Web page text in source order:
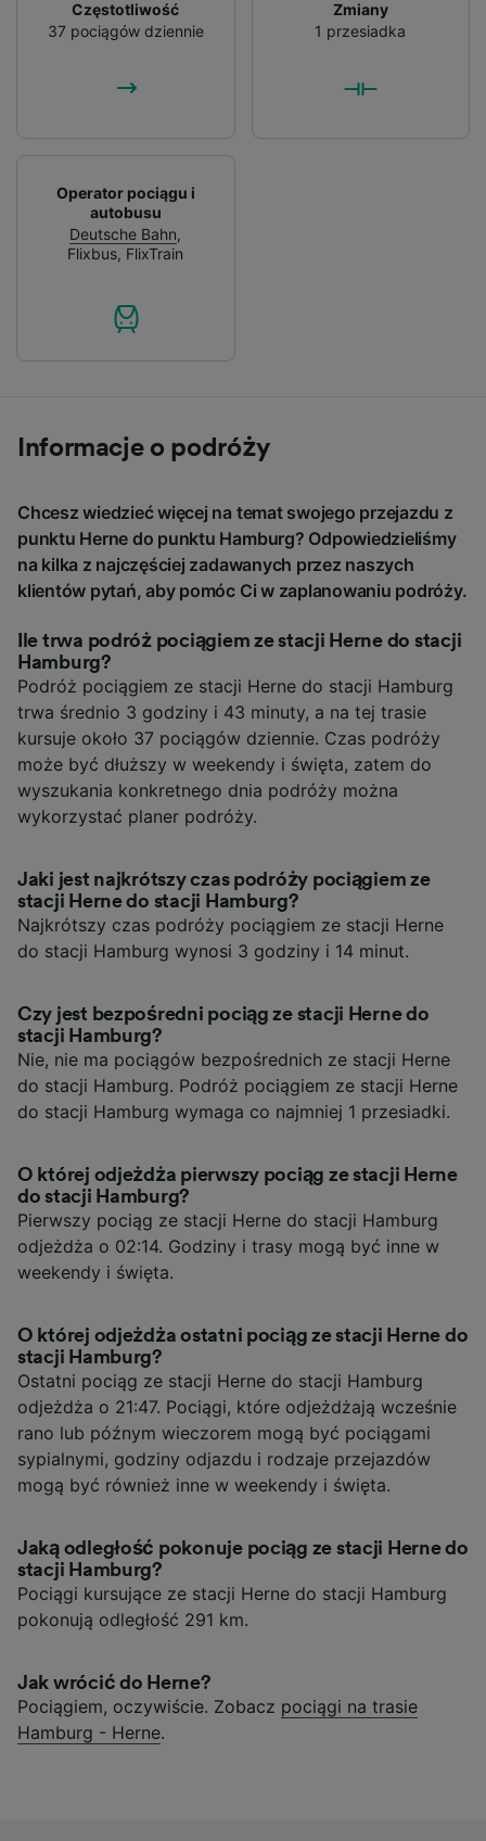
Częstotliwość
37 pociągów dziennie
Zmiany
1 przesiadka
Operator pociągu i
autobusu
Deutsche Bahn,
Flixbus, FlixTrain
Informacje o podróży
Chcesz wiedzieć więcej na temat swojego przejazdu z
punktu Herne do punktu Hamburg? Odpowiedzieliśmy
na kilka z najczęściej zadawanych przez naszych
klientów pytań, aby pomóc Ci w zaplanowaniu podróży.
Ile trwa podróż pociągiem ze stacji Herne do stacji
Hamburg?
Podróż pociągiem ze stacji Herne do stacji Hamburg
trwa średnio 3 godziny i 43 minuty, a na tej trasie
kursuje około 37 pociągów dziennie. Czas podróży
może być dłuższy w weekendy i święta, zatem do
wyszukania konkretnego dnia podróży można
wykorzystać planer podróży.
Jaki jest najkrótszy czas podróży pociągiem ze
stacji Herne do stacji Hamburg?
Najkrótszy czas podróży pociągiem ze stacji Herne
do stacji Hamburg wynosi 3 godziny i 14 minut.
Czy jest bezpośredni pociąg ze stacji Herne do
stacji Hamburg?
Nie, nie ma pociągów bezpośrednich ze stacji Herne
do stacji Hamburg. Podróż pociągiem ze stacji Herne
do stacji Hamburg wymaga co najmniej 1 przesiadki.
O której odjeżdża pierwszy pociąg ze stacji Herne
do stacji Hamburg?
Pierwszy pociąg ze stacji Herne do stacji Hamburg
odjeżdża o 02:14. Godziny i trasy mogą być inne w
weekendy i święta.
O której odjeżdża ostatni pociąg ze stacji Herne do
stacji Hamburg?
Ostatni pociąg ze stacji Herne do stacji Hamburg
odjeżdża o 21:47. Pociągi, które odjeżdżają wcześnie
rano lub późnym wieczorem mogą być pociągami
sypialnymi, godziny odjazdu i rodzaje przejazdów
mogą być również inne w weekendy i święta.
Jaką odległość pokonuje pociąg ze stacji Herne do
stacji Hamburg?
Pociągi kursujące ze stacji Herne do stacji Hamburg
pokonują odległość 291 km.
Jak wrócić do Herne?
Pociągiem, oczywiście. Zobacz pociągi na trasie
Hamburg - Herne.